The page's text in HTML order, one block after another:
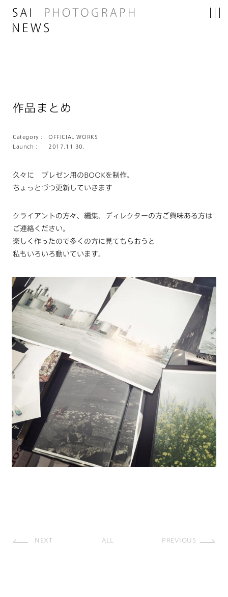
作品まとめ
Category :
OFFICIAL WORKS
Launch :
2017.11.30.
久々に プレゼン用のBOOKを制作。
ちょっとづつ更新していきます
クライアントの方々、編集、ディレクターの方ご興味ある方は
ご連絡ください。
楽しく作ったので多くの方に見てもらおうと
私もいろいろ動いています。
NEXT ALL PREVIOUS